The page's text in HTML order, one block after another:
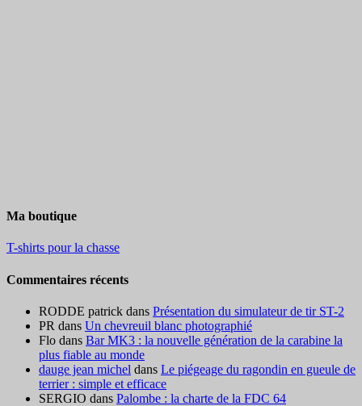
Ma boutique
T-shirts pour la chasse
Commentaires récents
RODDE patrick dans Présentation du simulateur de tir ST-2
PR dans Un chevreuil blanc photographié
Flo dans Bar MK3 : la nouvelle génération de la carabine la
plus fiable au monde
dauge jean michel dans Le piégeage du ragondin en gueule de
terrier : simple et efficace
SERGIO dans Palombe : la charte de la FDC 64